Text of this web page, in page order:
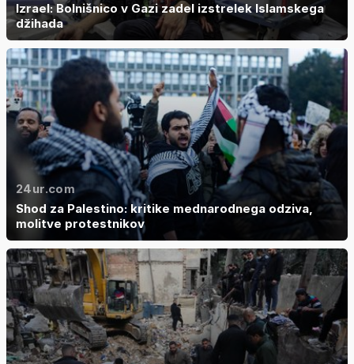
Izrael: Bolnišnico v Gazi zadel izstrelek Islamskega
džihada
24ur.com
Shod za Palestino: kritike mednarodnega odziva,
molitve protestnikov